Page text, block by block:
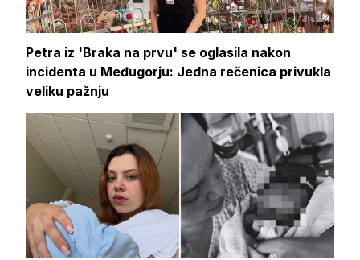
Petra iz 'Braka na prvu' se oglasila nakon
incidenta u Međugorju: Jedna rečenica privukla
veliku pažnju